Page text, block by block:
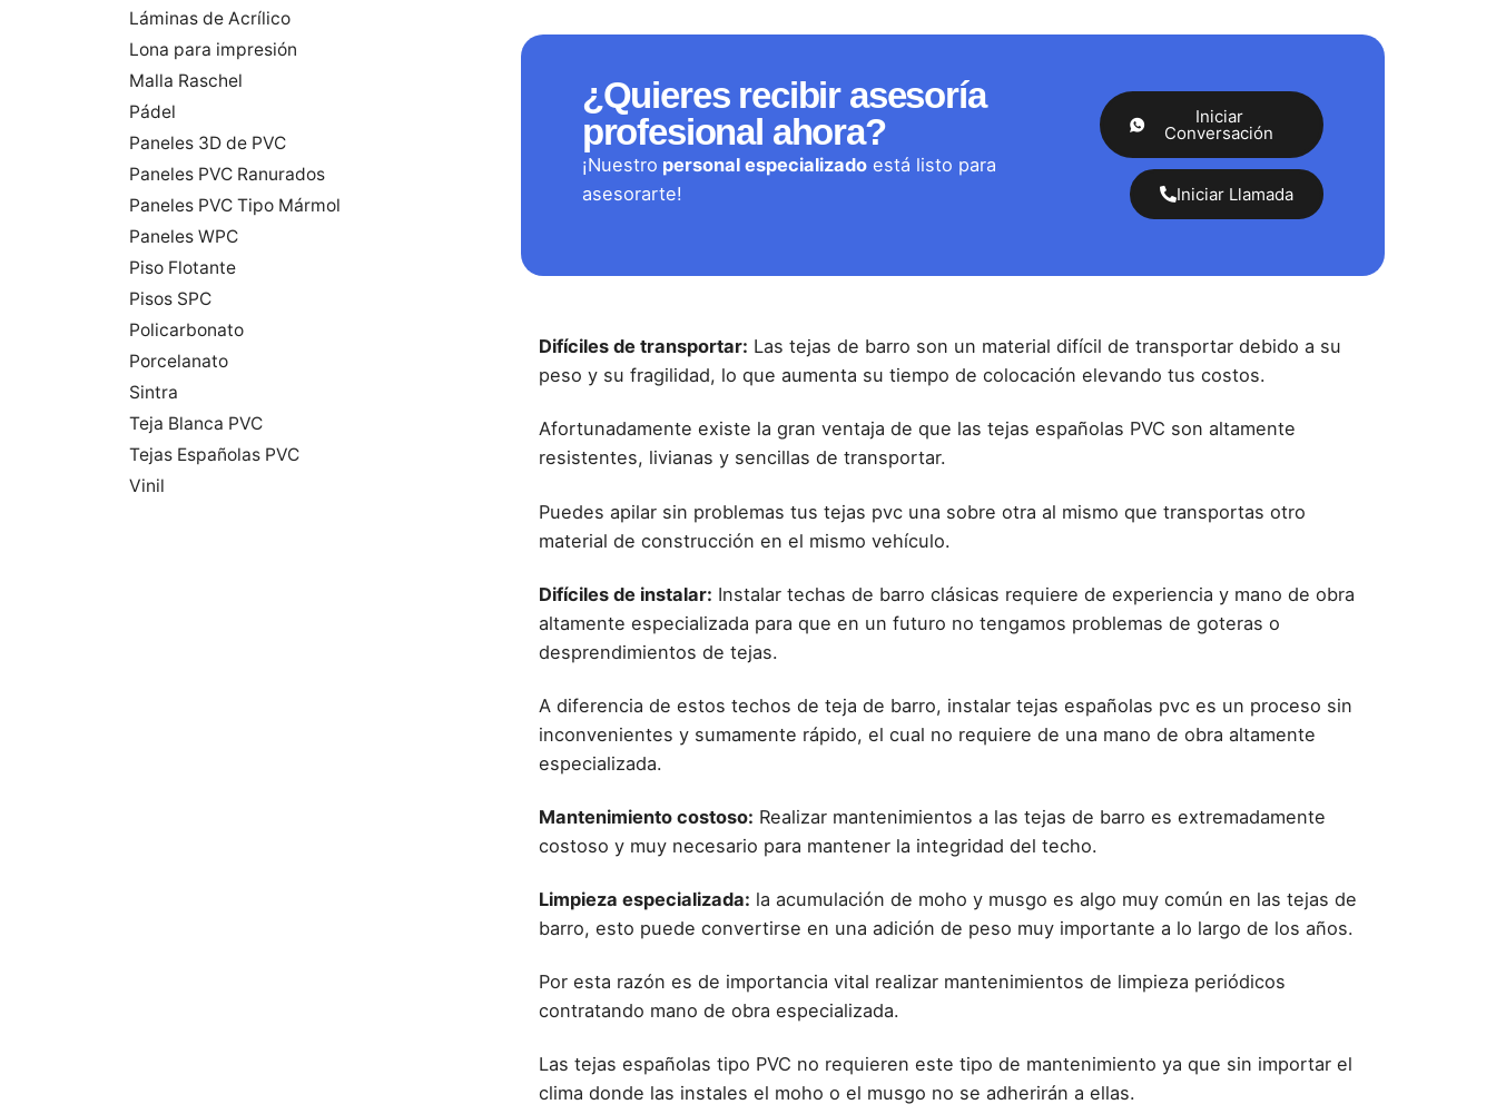
Láminas de Acrílico
Lona para impresión
Malla Raschel
Pádel
Paneles 3D de PVC
Paneles PVC Ranurados
Paneles PVC Tipo Mármol
Paneles WPC
Piso Flotante
Pisos SPC
Policarbonato
Porcelanato
Sintra
Teja Blanca PVC
Tejas Españolas PVC
Vinil
¿Quieres recibir asesoría
profesional ahora?
¡Nuestro personal especializadoestá listo para
asesorarte!
Iniciar
Conversación
Iniciar Llamada
Difíciles de transportar: Las tejas de barro son un material difícil de transportar debido a su
peso y su fragilidad, lo que aumenta su tiempo de colocación elevando tus costos.
Afortunadamente existe la gran ventaja de que las tejas españolas PVC son altamente
resistentes, livianas y sencillas de transportar.
Puedes apilar sin problemas tus tejas pvc una sobre otra al mismo que transportas otro
material de construcción en el mismo vehículo.
Difíciles de instalar: Instalar techas de barro clásicas requiere de experiencia y mano de obra
altamente especializada para que en un futuro no tengamos problemas de goteras o
desprendimientos de tejas.
A diferencia de estos techos de teja de barro, instalar tejas españolas pvc es un proceso sin
inconvenientes y sumamente rápido, el cual no requiere de una mano de obra altamente
especializada.
Mantenimiento costoso: Realizar mantenimientos a las tejas de barro es extremadamente
costoso y muy necesario para mantener la integridad del techo.
Limpieza especializada: la acumulación de moho y musgo es algo muy común en las tejas de
barro, esto puede convertirse en una adición de peso muy importante a lo largo de los años.
Por esta razón es de importancia vital realizar mantenimientos de limpieza periódicos
contratando mano de obra especializada.
Las tejas españolas tipo PVC no requieren este tipo de mantenimiento ya que sin importar el
clima donde las instales el moho o el musgo no se adherirán a ellas.